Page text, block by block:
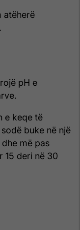
atëherë
pH e
e keqe të
buke në një
më pas
15 deri në 30